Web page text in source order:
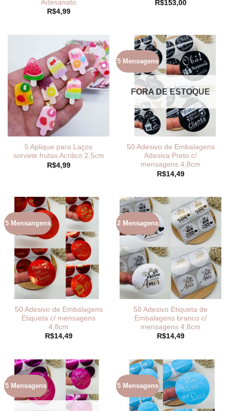
Artesanato
R$4,99
R$153,00
5 Aplique para Laços
sorvete frutas Acrilico 2,5cm
R$4,99
5 Mensagens
FORA DE ESTOQUE
50 Adesivo de Embalagens
Adesiva Preto c/
mensagens 4,8cm
R$14,49
5 Mensangens
50 Adesivo de Embalagens
Etiqueta c/ mensagens
4,8cm
R$14,49
2 Mensagens
50 Adesivo Etiqueta de
Embalagens branco c/
mensagens 4,8cm
R$14,49
5 Mensagens 5 Mensagens